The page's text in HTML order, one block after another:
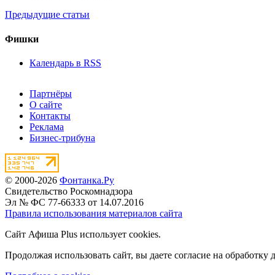
Предыдущие статьи
Фишки
Календарь в RSS
Партнёры
О сайте
Контакты
Реклама
Бизнес-трибуна
© 2000-2026 Фонтанка.Ру
Свидетельство Роскомнадзора
Эл № ФС 77-66333 от 14.07.2016
Правила использования материалов сайта
Сайт Афиша Plus использует cookies.
Продолжая использовать сайт, вы даете согласие на обработку